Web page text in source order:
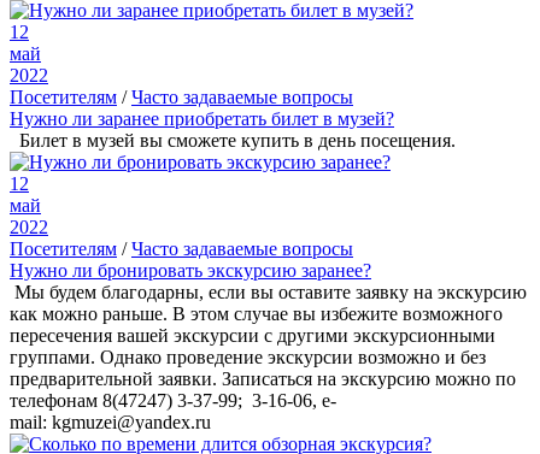
12
май
2022
Посетителям /Часто задаваемые вопросы
Нужно ли заранее приобретать билет в музей?
Билет в музей вы сможете купить в день посещения.
12
май
2022
Посетителям /Часто задаваемые вопросы
Нужно ли бронировать экскурсию заранее?
Мы будем благодарны, если вы оставите заявку на экскурсию
как можно раньше. В этом случае вы избежите возможного
пересечения вашей экскурсии с другими экскурсионными
группами. Однако проведение экскурсии возможно и без
предварительной заявки. Записаться на экскурсию можно по
телефонам 8(47247) 3-37-99; 3-16-06, e-
mail: kgmuzei@yandex.ru